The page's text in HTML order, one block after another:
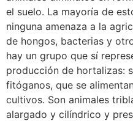
el suelo. La mayoría de
ninguna amenaza a la
de hongos, bacterias y
hay un grupo que sí
producción de hortalizas:
fitóganos, que se
cultivos. Son animales
alargado y cilíndrico y